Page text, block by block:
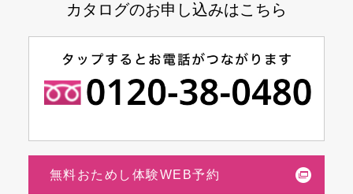
カタログのお申し込みはこちら
無料おためし体験WEB予約